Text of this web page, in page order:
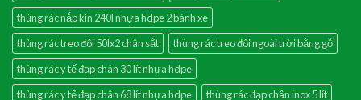
thùng rác nắp kín 240l nhựa hdpe 2 bánh xe
thùng rác treo đôi 50lx2 chân sắt
thùng rác treo đôi ngoài trời bằng gỗ
thùng rác y tế đạp chân 30 lít nhựa hdpe
thùng rác y tế đạp chân 68 lít nhựa hdpe
thùng rác đạp chân inox 5 lít